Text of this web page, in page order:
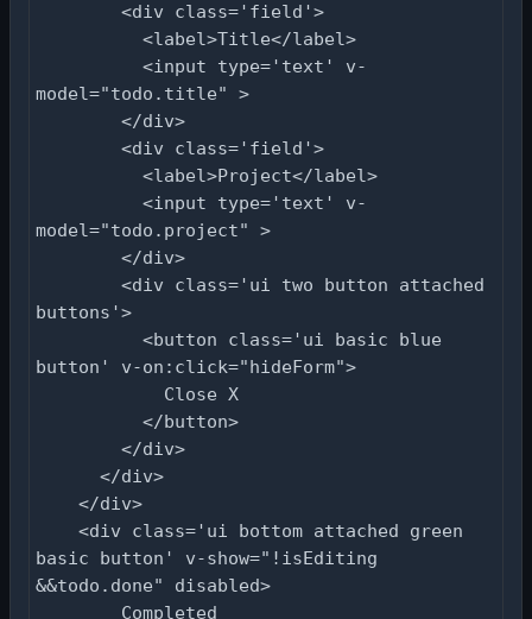
        <div class='field'>
          <label>Title</label>
          <input type='text' v-
model="todo.title" >
        </div>
        <div class='field'>
          <label>Project</label>
          <input type='text' v-
model="todo.project" >
        </div>
        <div class='ui two button attached
buttons'>
          <button class='ui basic blue
button' v-on:click="hideForm">
          </button>
        </div>
      </div>
    </div>
    <div class='ui bottom attached green
basic button' v-show="!isEditing
&&todo.done" disabled>